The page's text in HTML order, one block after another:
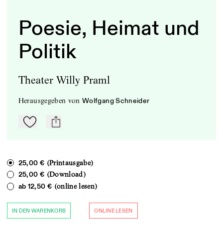
Poesie, Heimat und
Politik
Theater Willy Praml
herausgegeben von Wolfgang Schneider
Zu Mein-TdZ hinzufügen
mail
25,00 € (Printausgabe)
25,00 € (Download)
ab 12,50 € (online lesen)
IN DEN WARENKORB ONLINE LESEN